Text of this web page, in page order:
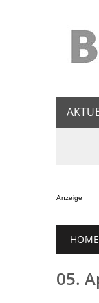
Anzeige
HOME
05.